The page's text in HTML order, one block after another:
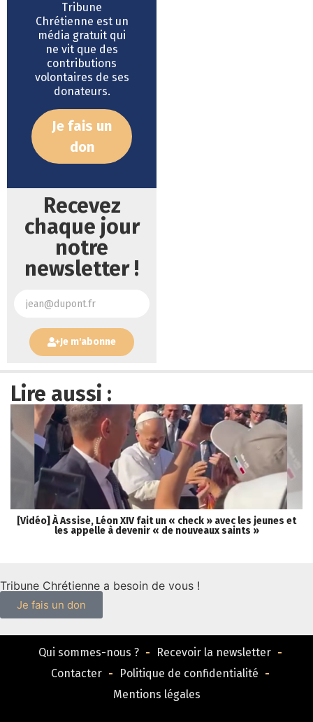
Tribune
Chrétienne est un
média gratuit qui
ne vit que des
contributions
volontaires de ses
donateurs.
Je fais un
don
Recevez
chaque jour
notre
newsletter !
Je m'abonne
Lire aussi :
[Vidéo] À Assise, Léon XIV fait un « check » avec les jeunes et
les appelle à devenir « de nouveaux saints »
Tribune Chrétienne a besoin de vous !
Je fais un don
Qui sommes-nous ?
Recevoir la newsletter
Contacter
Politique de confidentialité
Mentions légales